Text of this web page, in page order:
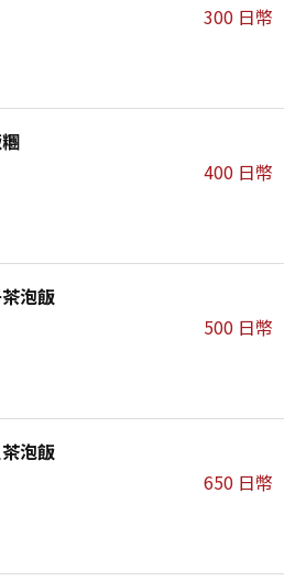
300 日幣
400 日幣
泡飯
500 日幣
泡飯
650 日幣